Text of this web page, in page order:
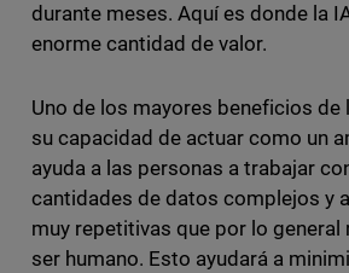
durante meses. Aquí es donde la
enorme cantidad de valor.
Uno de los mayores beneficios de
su capacidad de actuar como un
ayuda a las personas a trabajar
cantidades de datos complejos y
muy repetitivas que por lo general
ser humano. Esto ayudará a